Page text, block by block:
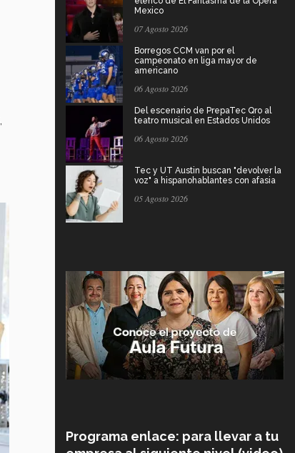
Mexico
07 Agosto 2026
Borregos CCM van por el
campeonato en liga mayor de
americano
06 Agosto 2026
Del escenario de PrepaTec Qro al
teatro musical en Estados Unidos
06 Agosto 2026
Tec y UT Austin buscan "devolver la
voz" a hispanohablantes con afasia
05 Agosto 2026
Programa enlace: para llevar a tu